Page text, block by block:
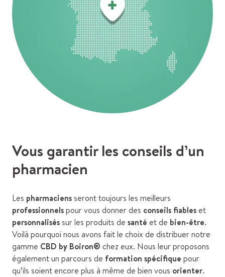
Vous garantir les conseils d’un
pharmacien
Les pharmaciens seront toujours les meilleurs
professionnelspour vous donner des conseils fiables et
personnalisés sur les produits de santé et de bien-être.
Voilà pourquoi nous avons fait le choix de distribuer notre
gamme CBD by Boiron® chez eux. Nous leur proposons
également un parcours de formation spécifique pour
qu’ils soient encore plus à même de bien vous orienter.